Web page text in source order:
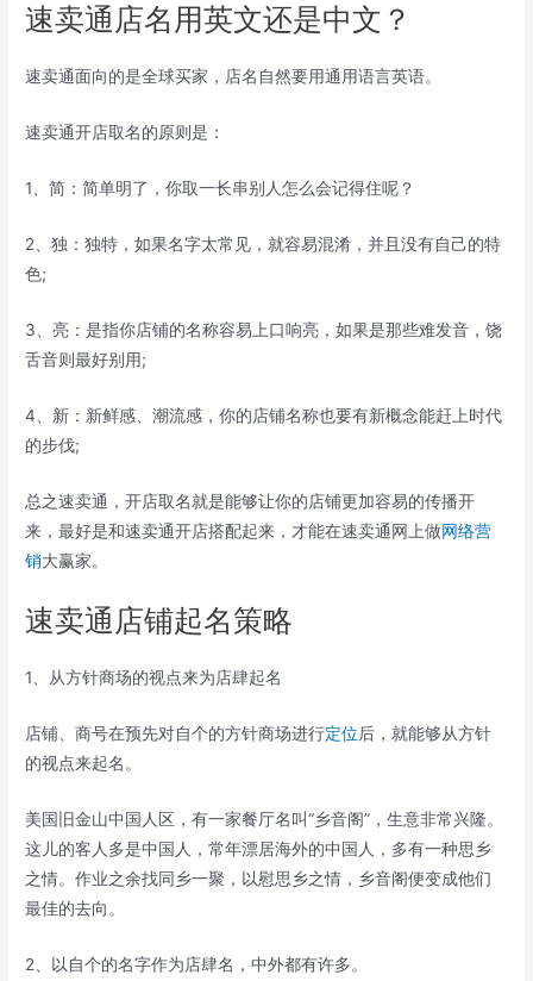
速卖通店名用英文还是中文？
速卖通面向的是全球买家，店名自然要用通用语言英语。
速卖通开店取名的原则是：
1、简：简单明了，你取一长串别人怎么会记得住呢？
2、独：独特，如果名字太常见，就容易混淆，并且没有自己的特
色;
3、亮：是指你店铺的名称容易上口响亮，如果是那些难发音，饶
舌音则最好别用;
4、新：新鲜感、潮流感，你的店铺名称也要有新概念能赶上时代
的步伐;
总之速卖通，开店取名就是能够让你的店铺更加容易的传播开
来，最好是和速卖通开店搭配起来，才能在速卖通网上做网络营
销大赢家。
速卖通店铺起名策略
1、从方针商场的视点来为店肆起名
店铺、商号在预先对自个的方针商场进行定位后，就能够从方针
的视点来起名。
美国旧金山中国人区，有一家餐厅名叫“乡音阁”，生意非常兴隆。
这儿的客人多是中国人，常年漂居海外的中国人，多有一种思乡
之情。作业之余找同乡一聚，以慰思乡之情，乡音阁便变成他们
最佳的去向。
2、以自个的名字作为店肆名，中外都有许多。